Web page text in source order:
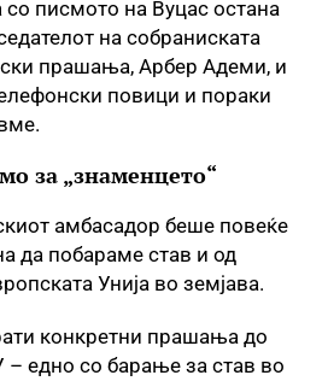
писмото на Вуцас остана
на собраниската
прашања, Арбер Адеми, и
повици и пораки
за „знаменцето“
амбасадор беше повеќе
да побараме став и од
Унија во земјава.
конкретни прашања до
– едно со барање за став во